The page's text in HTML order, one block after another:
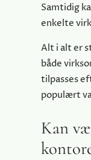
Samtidig
enkelte
Alt i alt er
både
tilpasses
populært
Kan